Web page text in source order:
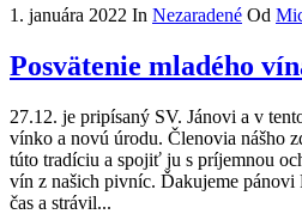
1. januára 2022 In Nezaradené Od
Posvätenie mladého
27.12. je pripísaný SV. Jánovi a v
vínko a novú úrodu. Členovia nášho
túto tradíciu a spojiť ju s príjemnou
vín z našich pivníc. Ďakujeme pánovi
čas a strávil...